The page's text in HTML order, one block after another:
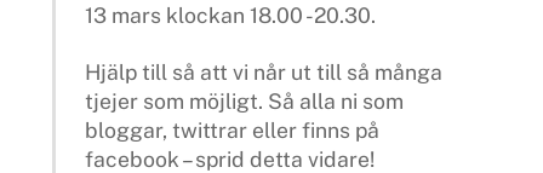
13 mars klockan 18.00 -20.30.
Hjälp till så att vi når ut till så många
tjejer som möjligt. Så alla ni som
bloggar, twittrar eller finns på
facebook – sprid detta vidare!